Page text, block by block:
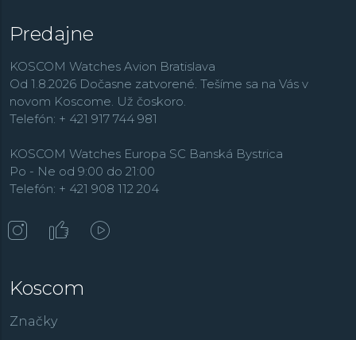
Predajne
KOSCOM Watches Avion Bratislava
Od 1.8.2026 Dočasne zatvorené. Tešíme sa na Vás v
novom Koscome. Už čoskoro.
Telefón: + 421 917 744 981
KOSCOM Watches Europa SC Banská Bystrica
Po - Ne od 9:00 do 21:00
Telefón: + 421 908 112 204
Koscom
Značky